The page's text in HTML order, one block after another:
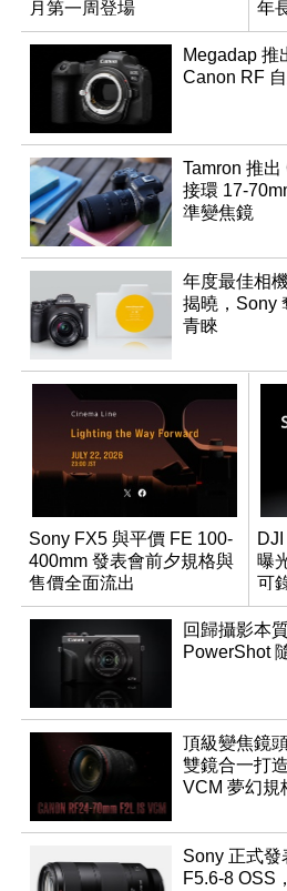
月第一周登場
年
登
Megadap 推
Canon RF
Tamron 推
接環 17-
準變焦鏡
年度最佳相
揭曉，Sony
青睞
Sony FX5 與平價 FE 100-
400mm 發表會前夕規格與
售價全面流出
曝
可
回歸攝影本
PowerShot
頂級變焦鏡
雙鏡合一打
VCM 夢幻規
Sony 正式發
F5.6-8 OSS